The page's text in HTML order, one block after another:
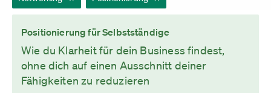
Positionierung für Selbstständige
Wie du Klarheit für dein Business findest,
ohne dich auf einen Ausschnitt deiner
Fähigkeiten zu reduzieren